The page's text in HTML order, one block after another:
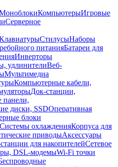
КомпьютерыИгровые
Серверное
СтилусыНаборы
питанияБатареи для
Инверторы
удлинителиВеб-
Мультимедиа
Компьютерные кабели,
Док-станции,
панели,
диски, SSDОперативная
блоки
Системы охлажденияКорпуса для
приводыАксессуары
для накопителейСетевое
DSL-модемыWi-Fi точки